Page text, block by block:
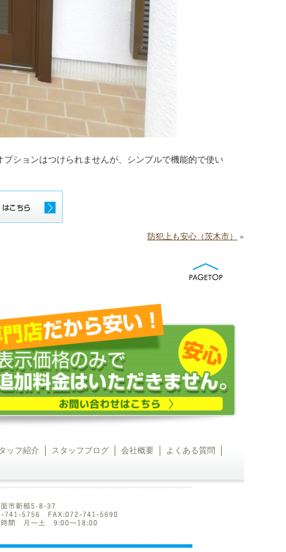
ションはつけられませんが、シンプルで機能的で使い
防犯上も安心（茨木市） »
ッフ紹介 スタッフブログ 会社概要
よくある質問